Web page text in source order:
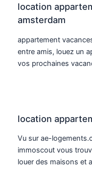
location
amsterdam
appartement
entre amis, louez un
vos prochaines
location
Vu sur ae-
immoscout vous
louer des maisons et